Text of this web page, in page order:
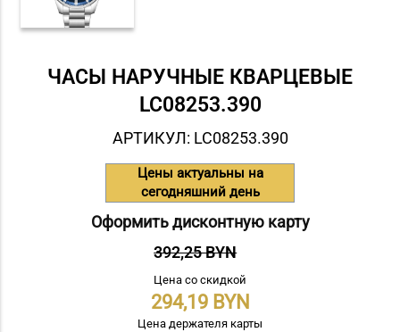
ЧАСЫ НАРУЧНЫЕ КВАРЦЕВЫЕ
LC08253.390
АРТИКУЛ: LC08253.390
Цены актуальны на
сегодняшний день
Оформить дисконтную карту
392,25 BYN
Цена со скидкой
294,19
Цена держателя карты